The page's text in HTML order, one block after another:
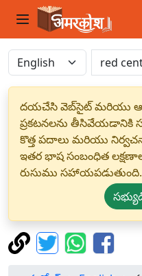
దయచేసి వెబ్‌సైట్ మరియు
ప్రకటనలను తీసివేయడానికి
కొత్త పదాలు మరియు
ఇతర భాష సంబంధిత
రుసుము సహాయపడుతుంది.